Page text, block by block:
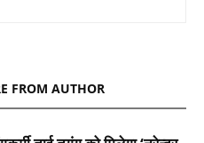
FROM AUTHOR